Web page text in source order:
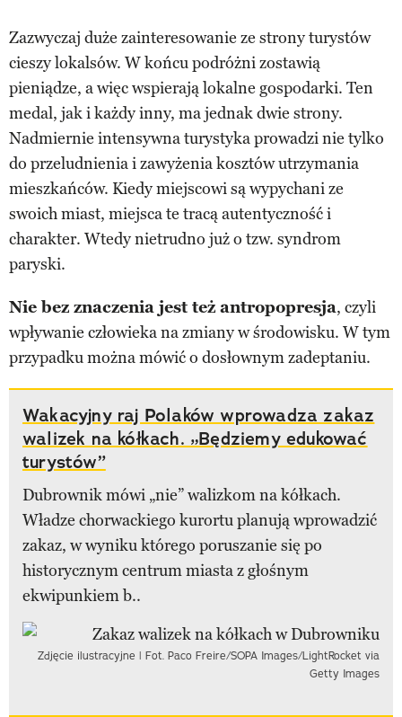
Zazwyczaj duże zainteresowanie ze strony turystów
cieszy lokalsów. W końcu podróżni zostawią
pieniądze, a więc wspierają lokalne gospodarki. Ten
medal, jak i każdy inny, ma jednak dwie strony.
Nadmiernie intensywna turystyka prowadzi nie tylko
do przeludnienia i zawyżenia kosztów utrzymania
mieszkańców. Kiedy miejscowi są wypychani ze
swoich miast, miejsca te tracą autentyczność i
charakter. Wtedy nietrudno już o tzw. syndrom
paryski.
Nie bez znaczenia jest też antropopresja, czyli
wpływanie człowieka na zmiany w środowisku. W tym
przypadku można mówić o dosłownym zadeptaniu.
Wakacyjny raj Polaków wprowadza zakaz
walizek na kółkach. „Będziemy edukować
turystów”
Dubrownik mówi „nie” walizkom na kółkach.
Władze chorwackiego kurortu planują wprowadzić
zakaz, w wyniku którego poruszanie się po
historycznym centrum miasta z głośnym
ekwipunkiem b..
Zdjęcie ilustracyjne | Fot. Paco Freire/SOPA Images/LightRocket via
Getty Images